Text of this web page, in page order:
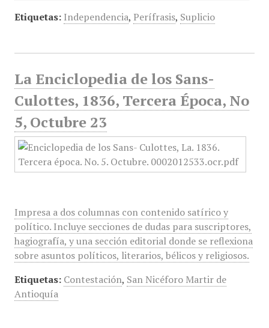
Etiquetas: Independencia, Perífrasis, Suplicio
La Enciclopedia de los Sans-
Culottes, 1836, Tercera Época, No
5, Octubre 23
Impresa a dos columnas con contenido satírico y
político. Incluye secciones de dudas para suscriptores,
hagiografía, y una sección editorial donde se reflexiona
sobre asuntos políticos, literarios, bélicos y religiosos.
Etiquetas: Contestación, San Nicéforo Martir de
Antioquía